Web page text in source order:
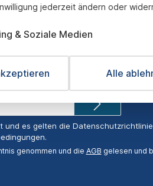
neue Produkte und Angebote
und es gelten die Datenschutzrichtlinie
.
genommen und die AGB gelesen und
jederzeit ändern oder
& Soziale Medien
Alle